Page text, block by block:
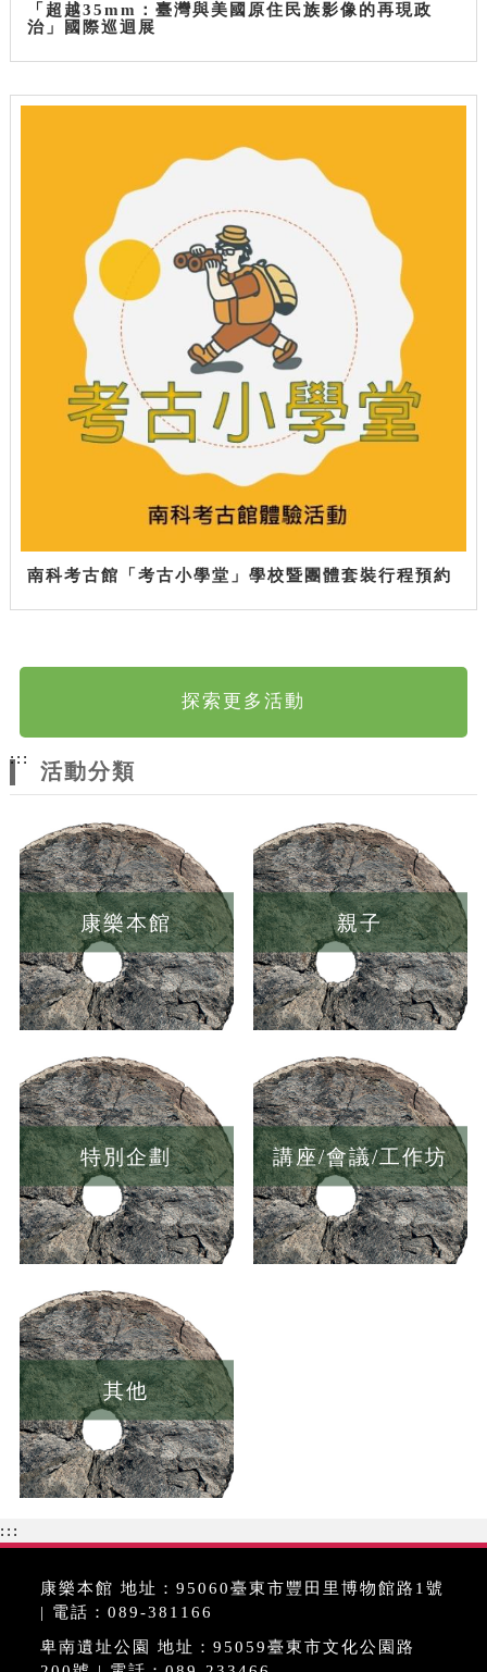
「超越35mm：臺灣與美國原住民族影像的再現政
治」國際巡迴展
南科考古館「考古小學堂」學校暨團體套裝行程預約
探索更多活動
:::
活動分類
康樂本館 親子
特別企劃 講座/會議/工作坊
其他
:::
康樂本館 地址：95060臺東市豐田里博物館路1號
| 電話：089-381166
卑南遺址公園 地址：95059臺東市文化公園路